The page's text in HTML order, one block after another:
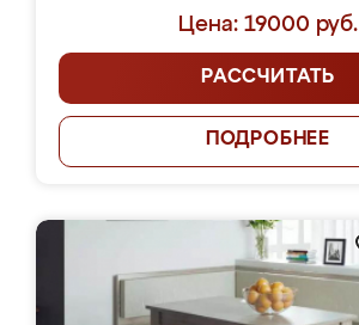
Цена: 19000 руб.
РАССЧИТАТЬ
ПОДРОБНЕЕ